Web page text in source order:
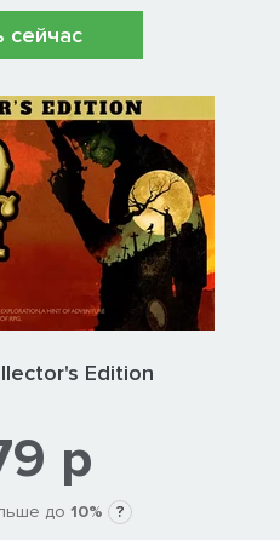
сейчас
Edition
р
до 10% ?